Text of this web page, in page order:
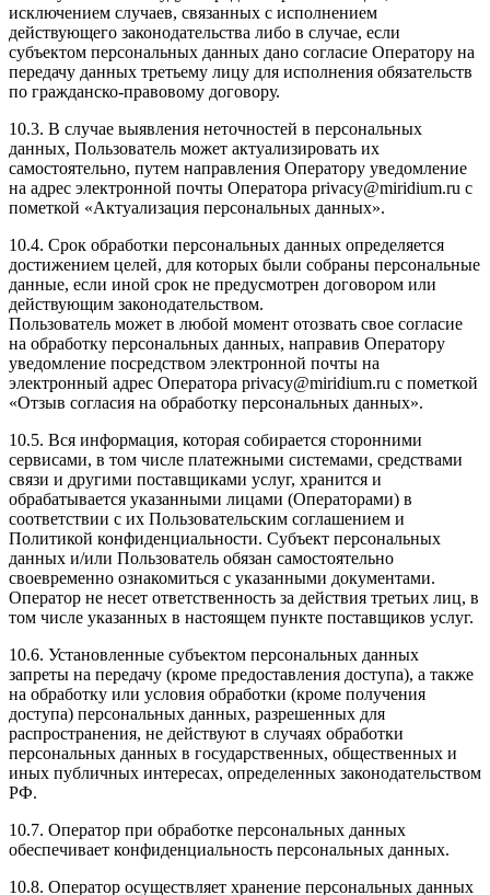
исключением случаев, связанных с исполнением
действующего законодательства либо в случае, если
субъектом персональных данных дано согласие Оператору на
передачу данных третьему лицу для исполнения обязательств
по гражданско-правовому договору.
10.3. В случае выявления неточностей в персональных
данных, Пользователь может актуализировать их
самостоятельно, путем направления Оператору уведомление
на адрес электронной почты Оператора privacy@miridium.ru с
пометкой «Актуализация персональных данных».
10.4. Срок обработки персональных данных определяется
достижением целей, для которых были собраны персональные
данные, если иной срок не предусмотрен договором или
действующим законодательством.
Пользователь может в любой момент отозвать свое согласие
на обработку персональных данных, направив Оператору
уведомление посредством электронной почты на
электронный адрес Оператора privacy@miridium.ru с пометкой
«Отзыв согласия на обработку персональных данных».
10.5. Вся информация, которая собирается сторонними
сервисами, в том числе платежными системами, средствами
связи и другими поставщиками услуг, хранится и
обрабатывается указанными лицами (Операторами) в
соответствии с их Пользовательским соглашением и
Политикой конфиденциальности. Субъект персональных
данных и/или Пользователь обязан самостоятельно
своевременно ознакомиться с указанными документами.
Оператор не несет ответственность за действия третьих лиц, в
том числе указанных в настоящем пункте поставщиков услуг.
10.6. Установленные субъектом персональных данных
запреты на передачу (кроме предоставления доступа), а также
на обработку или условия обработки (кроме получения
доступа) персональных данных, разрешенных для
распространения, не действуют в случаях обработки
персональных данных в государственных, общественных и
иных публичных интересах, определенных законодательством
РФ.
10.7. Оператор при обработке персональных данных
обеспечивает конфиденциальность персональных данных.
10.8. Оператор осуществляет хранение персональных данных